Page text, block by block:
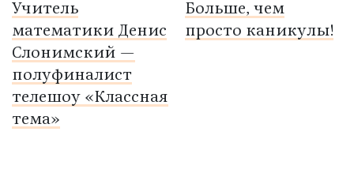
Учитель
математики Денис
Слонимский —
полуфиналист
телешоу «Классная
тема»
Больше, чем
просто каникулы!